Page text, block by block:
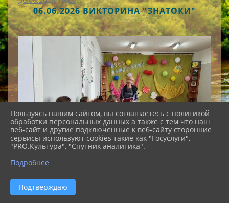
06.06.2026 ВИКТОРИНА "ЗНАТОКИ"
Викторина «Знатоки» —
Пользуясь нашим сайтом, вы соглашаетесь с политикой
обработки персональных данных а также с тем что наш
веб-сайт и другие подключенные к веб-сайту сторонние
сервисы используют cookies такие как "Госуслуги",
"PRO.Культура", "Спутник аналитика".
Подробнее
Подтверждаю